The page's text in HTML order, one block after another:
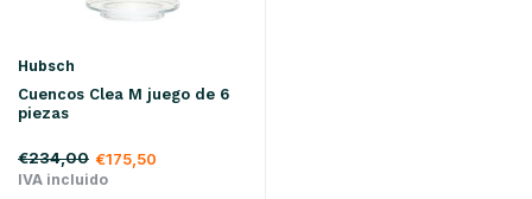
Hubsch
Cuencos Clea M juego de 6
piezas
€234,00 €175,50
IVA incluido